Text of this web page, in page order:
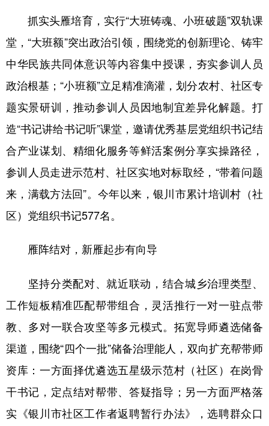
抓实头雁培育，实行“大班铸魂、小班破题”双轨课
堂，“大班额”突出政治引领，围绕党的创新理论、铸牢
中华民族共同体意识等内容集中授课，夯实参训人员
政治根基；“小班额”立足精准滴灌，划分农村、社区专
题实景研训，推动参训人员因地制宜差异化解题。打
造“书记讲给书记听”课堂，邀请优秀基层党组织书记结
合产业谋划、精细化服务等鲜活案例分享实操路径，
参训人员走进示范村、社区实地对标取经，“带着问题
来，满载方法回”。今年以来，银川市累计培训村（社
区）党组织书记577名。
雁阵结对，新雁起步有向导
坚持分类配对、就近联动，结合城乡治理类型、
工作短板精准匹配帮带组合，灵活推行一对一驻点带
教、多对一联合攻坚等多元模式。拓宽导师遴选储备
渠道，围绕“四个一批”储备治理能人，双向扩充帮带师
资库：一方面择优遴选五星级示范村（社区）在岗骨
干书记，定点结对帮带、答疑指导；另一方面严格落
实《银川市社区工作者返聘暂行办法》，选聘群众口